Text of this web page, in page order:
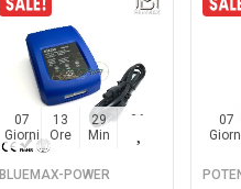
07
Giorni
13
Ore
29
Min
35
BLUEMAX-POWER
07